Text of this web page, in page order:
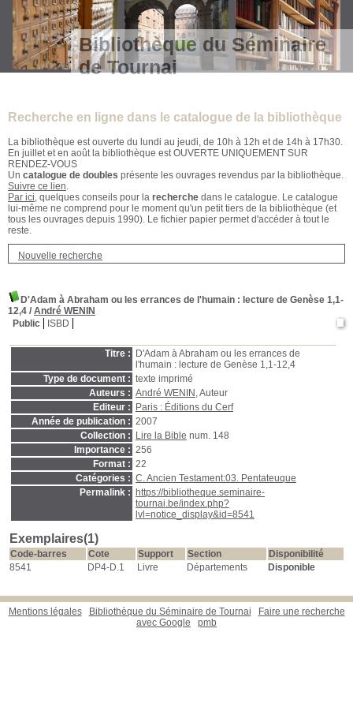
Bibliothèque du Séminaire
de Tournai
Recherche en ligne dans le catalogue de la bibliothèque
La bibliothèque est ouverte du lundi au jeudi, de 10h à 12h et de 14h à 17h30.
En juillet et en août la bibliothèque est OUVERTE UNIQUEMENT SUR
RENDEZ-VOUS
Un catalogue de doubles présente les ouvrages revendus par la bibliothèque.
Suivre ce lien.
Par ici, quelques conseils pour la recherche dans le catalogue. Le catalogue
lui-même ne comprend pour le moment qu'un petit tiers de la bibliothèque (et
tous les ouvrages depuis 1990). Le fichier papier permet d'accéder à tout le
reste.
Nouvelle recherche
D'Adam à Abraham ou les errances de l'humain : lecture de Genèse 1,1-
12,4 / André WENIN
Public
ISBD
Titre :
D'Adam à Abraham ou les errances de
l'humain : lecture de Genèse 1,1-12,4
Type de document : texte imprimé
Auteurs : André WENIN , Auteur
Editeur :
Paris : Éditions du Cerf
Année de publication : 2007
Collection :
Lire la Bible num. 148
Importance : 256
Format : 22
Catégories : C. Ancien Testament:03. Pentateuque
Permalink :
https://bibliotheque.seminaire-
tournai.be/index.php?
lvl=notice_display&id=8541
Exemplaires(1)
Code-barres Cote Support Section
Disponibilité
8541
DP4-D.1 Livre Départements Disponible
Mentions légales Bibliothèque du Séminaire de Tournai
Faire une recherche
avec Google
pmb